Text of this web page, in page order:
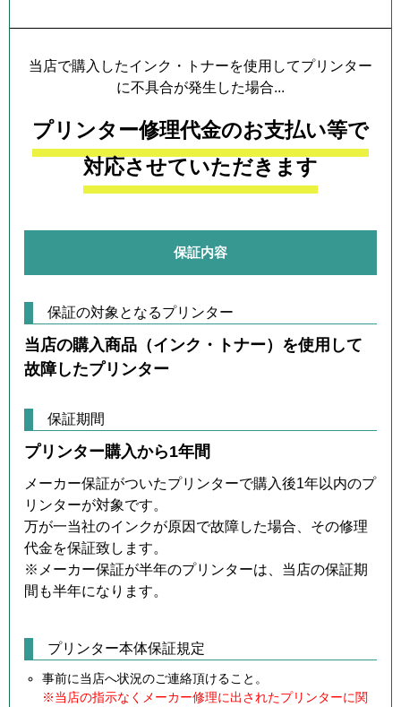
当店で購入したインク・トナーを使用してプリンター
に不具合が発生した場合...
プリンター修理代金のお支払い等で
対応させていただきます
保証内容
保証の対象となるプリンター
当店の購入商品（インク・トナー）を使用して
故障したプリンター
保証期間
プリンター購入から1年間
メーカー保証がついたプリンターで購入後1年以内のプ
リンターが対象です。
万が一当社のインクが原因で故障した場合、その修理
代金を保証致します。
※メーカー保証が半年のプリンターは、当店の保証期
間も半年になります。
プリンター本体保証規定
事前に当店へ状況のご連絡頂けること。
※当店の指示なくメーカー修理に出されたプリンターに関